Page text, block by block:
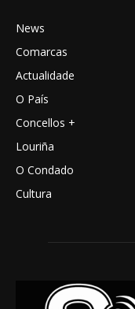
News
Comarcas
Actualidade
O País
Concellos +
Louriña
O Condado
Cultura